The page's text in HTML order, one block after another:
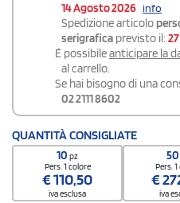
14 Agosto 2026 info
Spedizione articolo
serigrafica previsto il:
É possibileanticipare la
al carrello.
Se hai bisogno di una
02 2111 8602
QUANTITÀ CONSIGLIATE
10pz
Pers. 1 colore
€110,50
iva esclusa
Pers.
€
iva